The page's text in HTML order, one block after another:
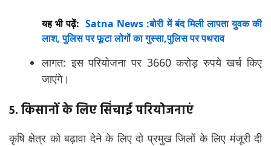
यह भी पढ़ें: Satna News :बोरी में बंद मिली लापता युवक की
लाश, पुलिस पर फूटा लोगों का गुस्सा,पुलिस पर पथराव
लागत: इस परियोजना पर 3660 करोड़ रुपये खर्च किए
जाएंगे।
5. किसानों के लिए सिंचाई परियोजनाएं
कृषि क्षेत्र को बढ़ावा देने के लिए दो प्रमुख जिलों के लिए मंजूरी दी